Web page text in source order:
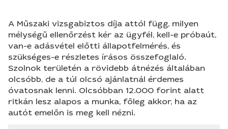
A Műszaki vizsgabiztos díja attól függ, milyen
mélységű ellenőrzést kér az ügyfél, kell-e próbaút,
van-e adásvétel előtti állapotfelmérés, és
szükséges-e részletes írásos összefoglaló.
Szolnok területén a rövidebb átnézés általában
olcsóbb, de a túl olcsó ajánlatnál érdemes
óvatosnak lenni. Olcsóbban 12.000 forint alatt
ritkán lesz alapos a munka, főleg akkor, ha az
autót emelőn is meg kell nézni.